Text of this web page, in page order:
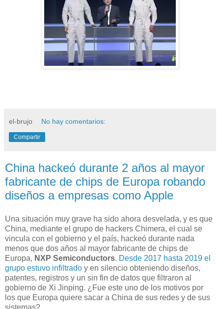
el-brujo No hay comentarios:
Compartir
China hackeó durante 2 años al mayor
fabricante de chips de Europa robando
diseños a empresas como Apple
Una situación muy grave ha sido ahora desvelada, y es que
China, mediante el grupo de hackers Chimera, el cual se
vincula con el gobierno y el país, hackeó durante nada
menos que dos años al mayor fabricante de chips de
Europa, NXP Semiconductors. Desde 2017 hasta 2019 el
grupo estuvo infiltrado y en silencio obteniendo diseños,
patentes, registros y un sin fin de datos que filtraron al
gobierno de Xi Jinping. ¿Fue este uno de los motivos por
los que Europa quiere sacar a China de sus redes y de sus
sistemas?